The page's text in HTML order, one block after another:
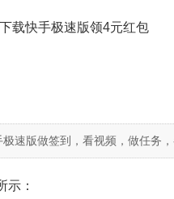
载快手极速版领4元红包
速版做签到，看视频，做任务
示：